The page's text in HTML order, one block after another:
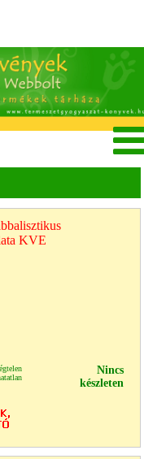
KVE
Nincs
készleten